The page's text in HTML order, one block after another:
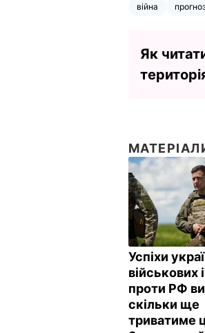
війна
Як
Успіхи
військових
проти РФ
скільки ще
триватиме